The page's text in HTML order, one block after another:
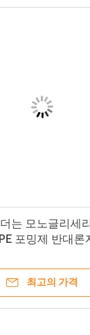
는 모노글리세
포밍제 반대론
최고의 가격